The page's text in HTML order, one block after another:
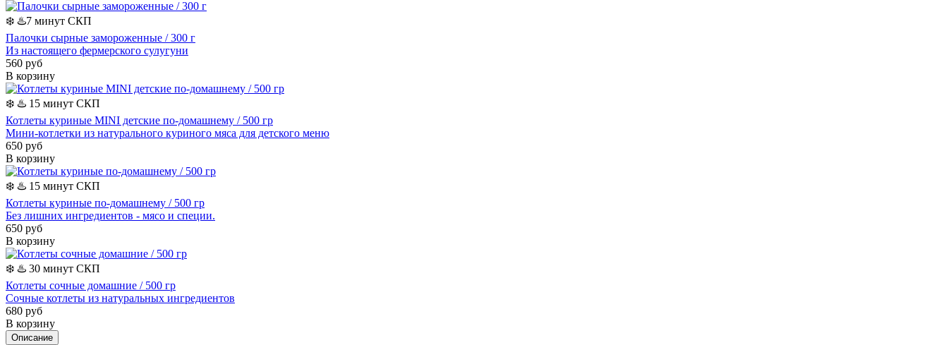
❄️ ♨️7 минут СКП
Палочки сырные замороженные / 300 г
Из настоящего фермерского сулугуни
560 руб
В корзину
❄️ ♨️ 15 минут СКП
Котлеты куриные MINI детские по-домашнему / 500 гр
Мини-котлетки из натурального куриного мяса для детского меню
650 руб
В корзину
❄️ ♨️ 15 минут СКП
Котлеты куриные по-домашнему / 500 гр
Без лишних ингредиентов - мясо и специи.
650 руб
В корзину
❄️ ♨️ 30 минут СКП
Котлеты сочные домашние / 500 гр
Сочные котлеты из натуральных ингредиентов
680 руб
В корзину
Описание